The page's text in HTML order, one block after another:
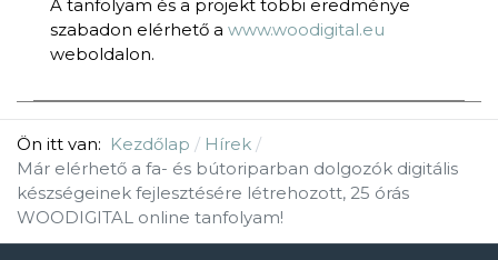
A tanfolyam és a projekt többi eredménye
szabadon elérhető a www.woodigital.eu
weboldalon.
Ön itt van: Kezdőlap
Hírek
Már elérhető a fa- és bútoriparban dolgozók digitális
készségeinek fejlesztésére létrehozott, 25 órás
WOODIGITAL online tanfolyam!